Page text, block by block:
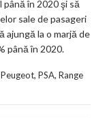
în 2020 şi să
sale de pasageri
ajungă la o marjă de
până în 2020.
Peugeot, PSA, Range